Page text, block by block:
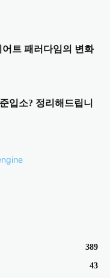
트 패러다임의 변화
입소? 정리해드립니
389
43